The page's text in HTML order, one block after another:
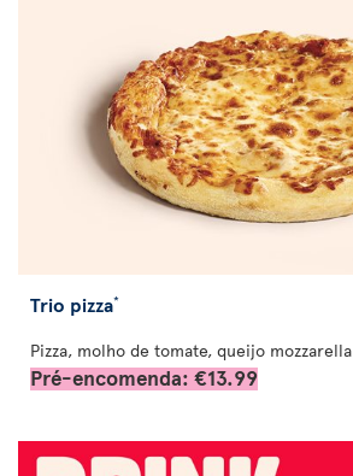
Trio pizza*
Pizza, molho de tomate, queijo mozzarella
Pré-encomenda: €13.99